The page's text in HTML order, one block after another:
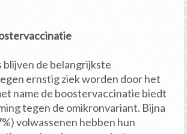
blijven de belangrijkste
ernstig ziek worden door het
name de boostervaccinatie biedt
tegen de omikronvariant. Bijna
volwassenen hebben hun